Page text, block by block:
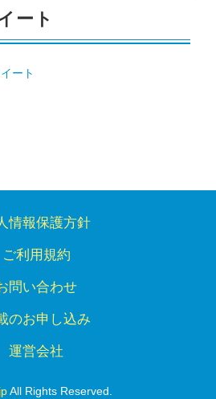
ート
ート
情報保護方針
ご利用規約
問い合わせ
のお申し込み
運営会社
All Rights Reserved.